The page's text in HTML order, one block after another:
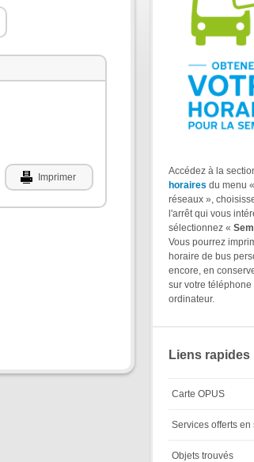
Imprimer
Accédez à la
horaires du menu
réseaux »,
l'arrêt qui vous
sélectionnez «
Vous pourrez
horaire de bus
encore, en
sur votre téléphone
ordinateur.
Liens rapides
Carte OPUS
Services offerts en
Objets trouvés